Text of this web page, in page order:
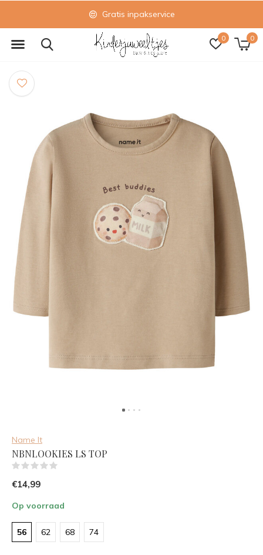
0 0
Gratis inpakservice
Name It
NBNLOOKIES LS TOP
€14,99
Op voorraad
56 62 68 74